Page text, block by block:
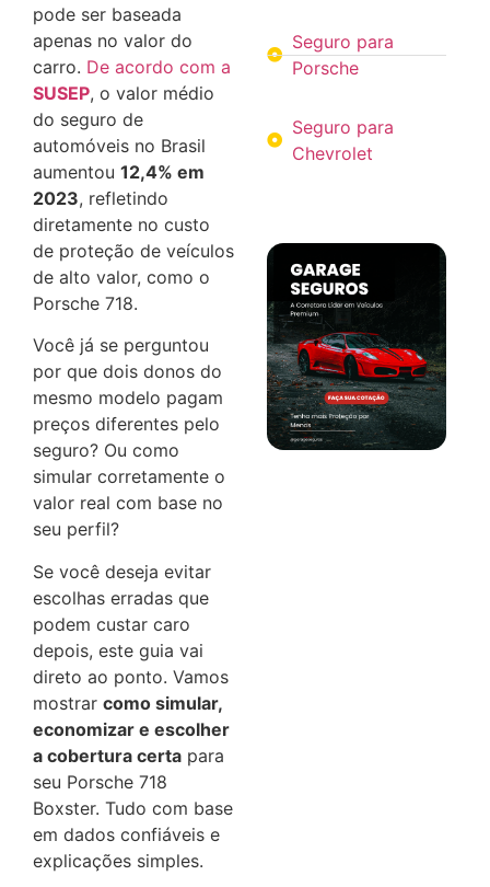
pode ser baseada
apenas no valor do
carro. De acordo com a
SUSEP, o valor médio
do seguro de
automóveis no Brasil
aumentou 12,4% em
2023, refletindo
diretamente no custo
de proteção de veículos
de alto valor, como o
Porsche 718.
Você já se perguntou
por que dois donos do
mesmo modelo pagam
preços diferentes pelo
seguro? Ou como
simular corretamente o
valor real com base no
seu perfil?
Se você deseja evitar
escolhas erradas que
podem custar caro
depois, este guia vai
direto ao ponto. Vamos
mostrar como simular,
economizar e escolher
a cobertura certa para
seu Porsche 718
Boxster. Tudo com base
em dados confiáveis e
explicações simples.
Seguro para
Porsche
Seguro para
Chevrolet